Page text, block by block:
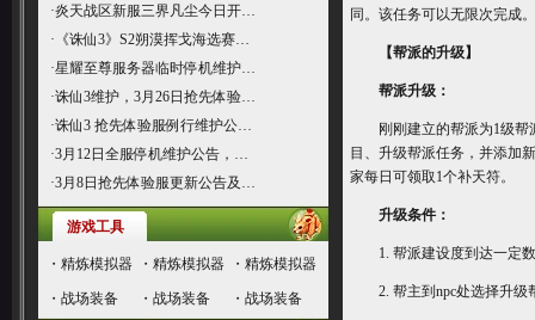
·炎天战区新服三界凡尘今日开…
· 《诛仙3》S2朔漠挥戈海选赛…
·星耀至尊服务器临时停机维护…
·诛仙3维护，3月26日抢先体验…
·诛仙3 抢先体验服例行维护公…
·3月12日全服停机维护公告，…
·3月8日抢先体验服更新公告及…
游戏工具
・精炼模拟器 ・精炼模拟器 ・精炼模拟器
・战场装备 ・战场装备 ・战场装备
同。该任务可以无限次完成
【帮派的升级】
帮派升级：
刚刚建立的帮派为1级帮
目、升级帮派任务，并添加
家每日可领取1个补天符。
升级条件：
1. 帮派建设度到达一定
2. 帮主到npc处选择升级